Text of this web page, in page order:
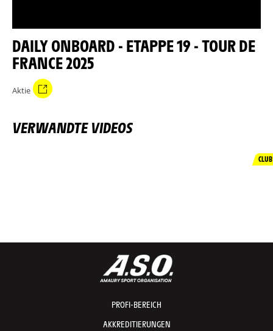
DAILY ONBOARD - ETAPPE 19 - TOUR DE
FRANCE 2025
Aktie
VERWANDTE VIDEOS
CLUB
PROFI-BEREICH
AKKREDITIERUNGEN